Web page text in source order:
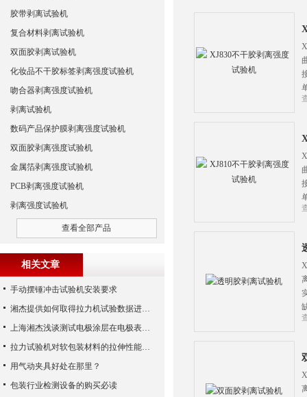
胶带剥离试验机
复合材料剥离试验机
双面胶剥离试验机
化妆品不干胶标签剥离强度试验机
吻合器剥离强度试验机
剥离试验机
数码产品保护膜剥离强度试验机
双面胶剥离强度试验机
金属箔剥离强度试验机
PCB剥离强度试验机
剥离强度试验机
查看全部产品
相关文章
手动摆锤冲击试验机安装要求
湘杰提供如何取得拉力机试验数据进行方差检验性分析
上海湘杰浅谈测试电极涂层在电极表面的附着牢度
拉力试验机对软包装材料的拉伸性能和撕裂强度测试的重要性
用气动夹具好处在那里？
包装行业检测设备的购买必读